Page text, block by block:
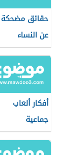
حقائق مضحكة
عن النساء
أفكار ألعاب
جماعية